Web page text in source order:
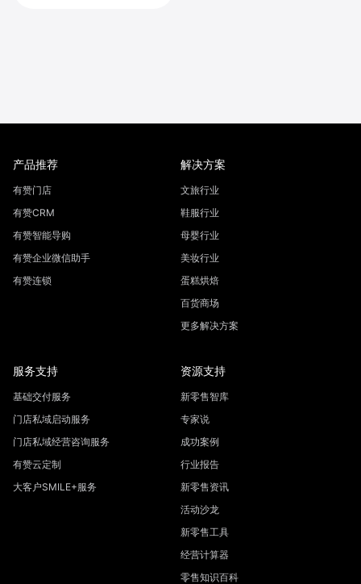
产品推荐
有赞门店
有赞CRM
有赞智能导购
有赞企业微信助手
有赞连锁
解决方案
文旅行业
鞋服行业
母婴行业
美妆行业
蛋糕烘焙
百货商场
更多解决方案
服务支持
基础交付服务
门店私域启动服务
门店私域经营咨询服务
有赞云定制
大客户SMILE+服务
资源支持
新零售智库
专家说
成功案例
行业报告
新零售资讯
活动沙龙
新零售工具
经营计算器
零售知识百科